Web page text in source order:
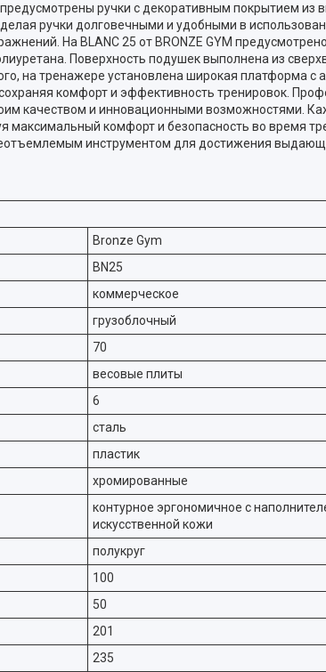
ручки с декоративным покрытием из
ручки долговечными и удобными в
На BLANC 25 от BRONZE GYM
Поверхность подушек выполнена из
на тренажере установлена широкая платформа с
комфорт и эффективность тренировок.
качеством и инновационными возможностями.
максимальный комфорт и безопасность во время
инструментом для достижения
Bronze Gym
BN25
коммерческое
грузоблочный
70
весовые плиты
6
сталь
пластик
хромированные
контурное эргономичное с
искусственной кожи
полукруг
100
50
201
235